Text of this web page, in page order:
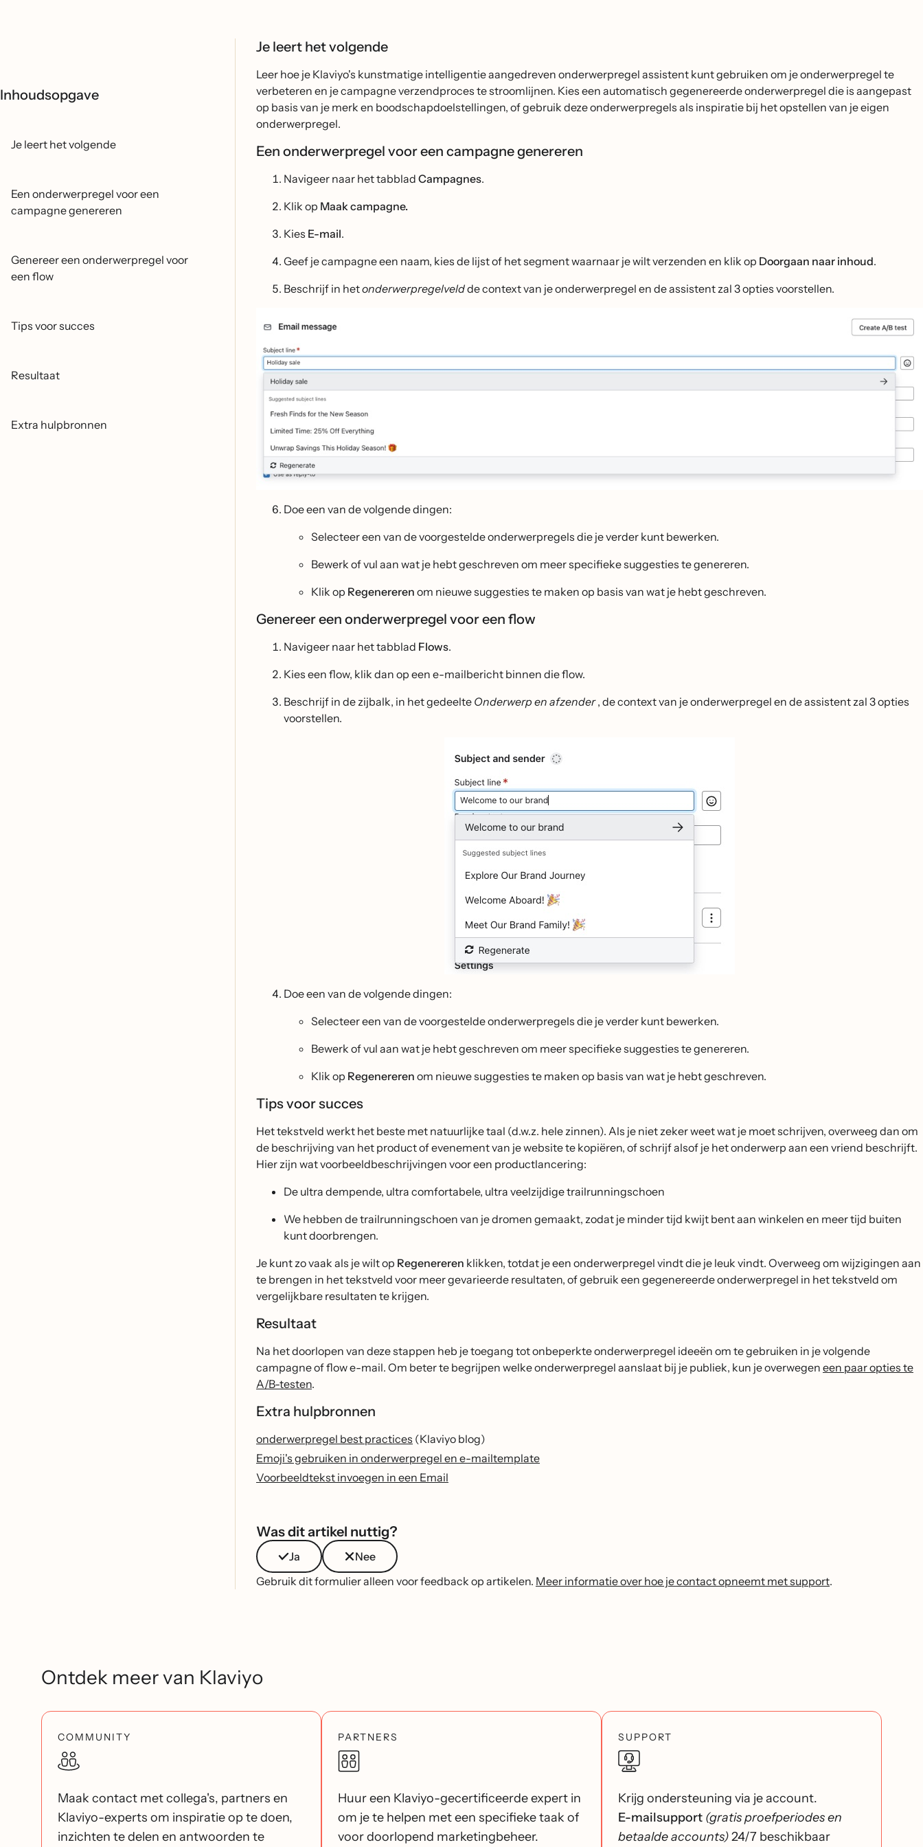
Inhoudsopgave
Je leert het volgende
Een onderwerpregel voor een
campagne genereren
Genereer een onderwerpregel voor
een flow
Tips voor succes
Resultaat
Extra hulpbronnen
Je leert het volgende
Leer hoe je Klaviyo's kunstmatige intelligentie aangedreven onderwerpregel assistent kunt gebruiken om je onderwerpregel te
verbeteren en je campagne verzendproces te stroomlijnen. Kies een automatisch gegenereerde onderwerpregel die is aangepast
op basis van je merk en boodschapdoelstellingen, of gebruik deze onderwerpregels als inspiratie bij het opstellen van je eigen
onderwerpregel.
Een onderwerpregel voor een campagne genereren
Navigeer naar het tabblad Campagnes.
Klik op Maak campagne.
Kies E-mail.
Geef je campagne een naam, kies de lijst of het segment waarnaar je wilt verzenden en klik op Doorgaan naar inhoud.
Beschrijf in hetonderwerpregelveldde context van je onderwerpregel en de assistent zal 3 opties voorstellen.
Doe een van de volgende dingen:
Selecteer een van de voorgestelde onderwerpregels die je verder kunt bewerken.
Bewerk of vul aan wat je hebt geschreven om meer specifieke suggesties te genereren.
Klik op Regenereren om nieuwe suggesties te maken op basis van wat je hebt geschreven.
Genereer een onderwerpregel voor een flow
Navigeer naar het tabblad Flows.
Kies een flow, klik dan op een e-mailbericht binnen die flow.
Beschrijf in de zijbalk, in het gedeelte Onderwerp en afzender, de context van je onderwerpregel en de assistent zal 3 opties
voorstellen.
Doe een van de volgende dingen:
Selecteer een van de voorgestelde onderwerpregels die je verder kunt bewerken.
Bewerk of vul aan wat je hebt geschreven om meer specifieke suggesties te genereren.
Klik op Regenereren om nieuwe suggesties te maken op basis van wat je hebt geschreven.
Tips voor succes
Het tekstveld werkt het beste met natuurlijke taal (d.w.z. hele zinnen). Als je niet zeker weet wat je moet schrijven, overweeg dan om
de beschrijving van het product of evenement van je website te kopiëren, of schrijf alsof je het onderwerp aan een vriend beschrijft.
Hier zijn wat voorbeeldbeschrijvingen voor een productlancering:
De ultra dempende, ultra comfortabele, ultra veelzijdige trailrunningschoen
We hebben de trailrunningschoen van je dromen gemaakt, zodat je minder tijd kwijt bent aan winkelen en meer tijd buiten
kunt doorbrengen.
Je kunt zo vaak als je wilt op Regenereren klikken, totdat je een onderwerpregel vindt die je leuk vindt. Overweeg om wijzigingen aan
te brengen in het tekstveld voor meer gevarieerde resultaten, of gebruik een gegenereerde onderwerpregel in het tekstveld om
vergelijkbare resultaten te krijgen.
Resultaat
Na het doorlopen van deze stappen heb je toegang tot onbeperkte onderwerpregel ideeën om te gebruiken in je volgende
campagne of flow e-mail. Om beter te begrijpen welke onderwerpregel aanslaat bij je publiek, kun je overwegen een paar opties te
A/B-testen.
Extra hulpbronnen
onderwerpregel best practices (Klaviyo blog)
Emoji's gebruiken in onderwerpregel en e-mailtemplate
Voorbeeldtekst invoegen in een Email
Was dit artikel nuttig?
Ja
Nee
Gebruik dit formulier alleen voor feedback op artikelen. Meer informatie over hoe je contact opneemt met support.
Ontdek meer van Klaviyo
COMMUNITY
Maak contact met collega's, partners en
Klaviyo-experts om inspiratie op te doen,
inzichten te delen en antwoorden te
PARTNERS
Huur een Klaviyo-gecertificeerde expert in
om je te helpen met een specifieke taak of
voor doorlopend marketingbeheer.
SUPPORT
Krijg ondersteuning via je account.
E-mailsupport (gratis proefperiodes en
betaalde accounts)24/7 beschikbaar